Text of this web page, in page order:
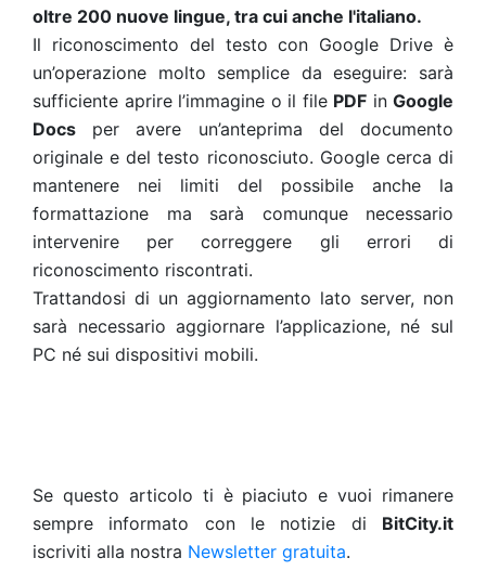
oltre 200 nuove lingue, tra cui anche l'italiano.
Il riconoscimento del testo con Google Drive è
un’operazione molto semplice da eseguire: sarà
sufficiente aprire l’immagine o il file PDF in Google
Docs per avere un’anteprima del documento
originale e del testo riconosciuto. Google cerca di
mantenere nei limiti del possibile anche la
formattazione ma sarà comunque necessario
intervenire per correggere gli errori di
riconoscimento riscontrati.
Trattandosi di un aggiornamento lato server, non
sarà necessario aggiornare l’applicazione, né sul
PC né sui dispositivi mobili.
Se questo articolo ti è piaciuto e vuoi rimanere
sempre informato con le notizie di BitCity.it
iscriviti alla nostra Newsletter gratuita.